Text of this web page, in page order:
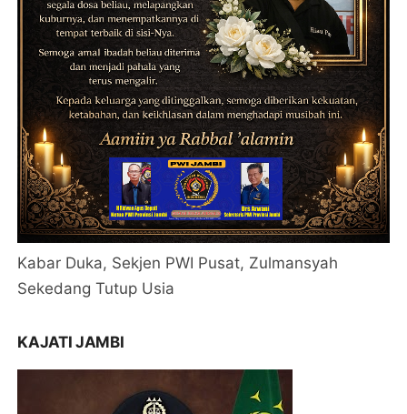
Kabar Duka, Sekjen PWI Pusat, Zulmansyah
Sekedang Tutup Usia
KAJATI JAMBI